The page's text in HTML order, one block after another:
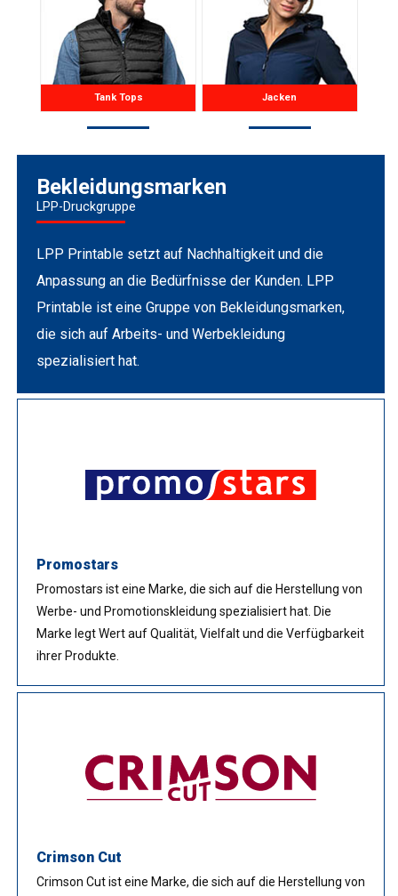
Tank Tops Jacken
Bekleidungsmarken
LPP-Druckgruppe
LPP Printable setzt auf Nachhaltigkeit und die
Anpassung an die Bedürfnisse der Kunden. LPP
Printable ist eine Gruppe von Bekleidungsmarken,
die sich auf Arbeits- und Werbekleidung
spezialisiert hat.
Promostars
Promostars ist eine Marke, die sich auf die Herstellung von
Werbe- und Promotionskleidung spezialisiert hat. Die
Marke legt Wert auf Qualität, Vielfalt und die Verfügbarkeit
ihrer Produkte.
Crimson Cut
Crimson Cut ist eine Marke, die sich auf die Herstellung von